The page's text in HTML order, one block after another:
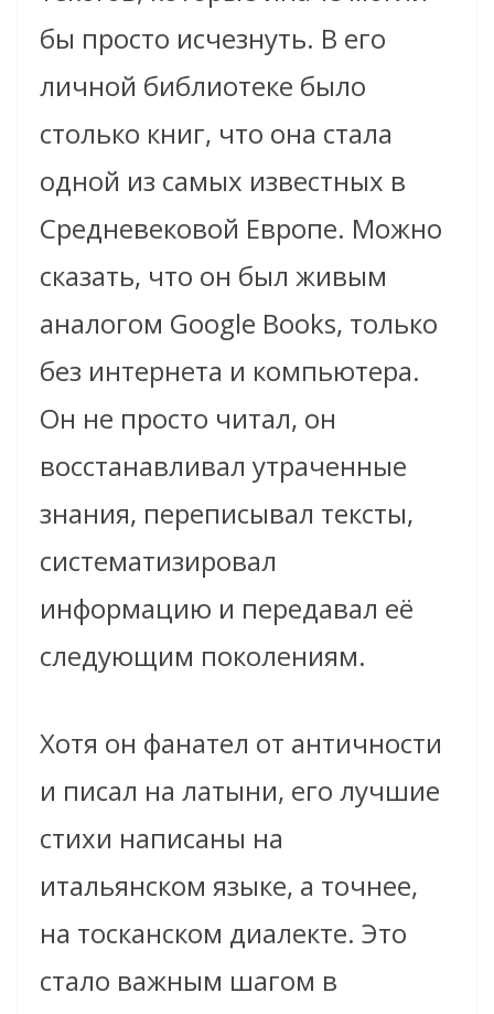
бы просто исчезнуть. В его
личной библиотеке было
столько книг, что она стала
одной из самых известных в
Средневековой Европе. Можно
сказать, что он был живым
аналогом Google Books, только
без интернета и компьютера.
Он не просто читал, он
восстанавливал утраченные
знания, переписывал тексты,
систематизировал
информацию и передавал её
следующим поколениям.
Хотя он фанател от античности
и писал на латыни, его лучшие
стихи написаны на
итальянском языке, а точнее,
на тосканском диалекте. Это
стало важным шагом в